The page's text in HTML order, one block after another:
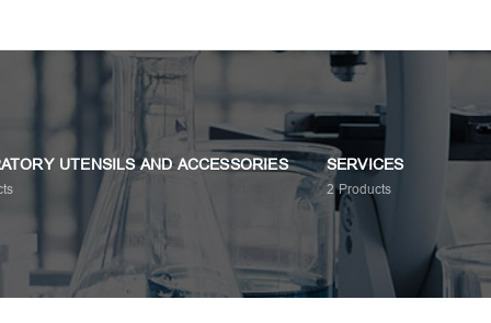
UTENSILS AND ACCESSORIES SERVICES
2 Products